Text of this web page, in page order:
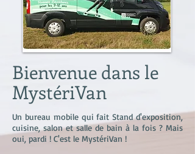
Bienvenue dans le
MystériVan
Un bureau mobile qui fait Stand d'exposition,
cuisine, salon et salle de bain à la fois ? Mais
oui, pardi ! C'est le MystériVan !